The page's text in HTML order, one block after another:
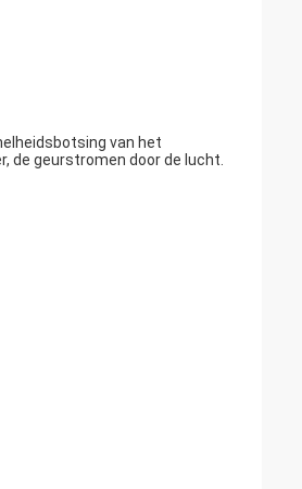
van het
de geurstromen door de lucht.